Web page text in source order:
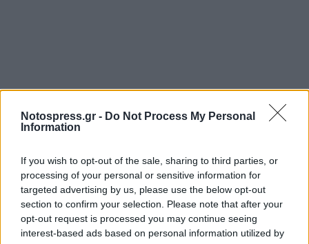
Notospress.gr - Do Not Process My Personal
Information
If you wish to opt-out of the sale, sharing to third parties, or
processing of your personal or sensitive information for
targeted advertising by us, please use the below opt-out
section to confirm your selection. Please note that after your
opt-out request is processed you may continue seeing
interest-based ads based on personal information utilized by
Σχετικά Άρθρα